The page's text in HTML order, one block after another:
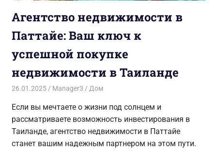
Агентство недвижимости в
Паттайе: Ваш ключ к
успешной покупке
недвижимости в Таиланде
26.01.2025 Manager3 Дом
Если вы мечтаете о жизни под солнцем и
рассматриваете возможность инвестирования в
Таиланде, агентство недвижимости в Паттайе
станет вашим надежным партнером на этом пути.